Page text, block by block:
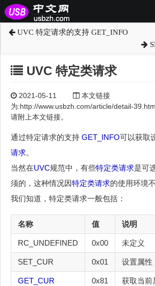
UVC 特定请求的支持 GET_INFO
UVC 特定类请求
2021-05-11
本文链接
为:http://www.usbzh.com/article/detail-
请附上本文链接。
通过特定请求的支持 GET_INFO可以获取
请求。
当然在UVC规范中，有些特定类请求是可
须的，这种情况因特定类请求的使用环境
我们知道，特定类请求一般包括：
名称 值 说明
RC_UNDEFINED 0x00 未定义
SET_CUR 0x01 设置属性
GET_CUR 0x81 获取当前